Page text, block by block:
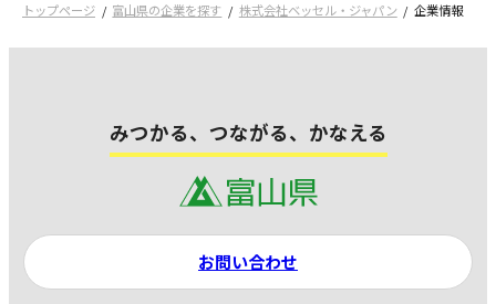
トップページ 富山県の企業を探す 株式会社ベッセル・ジャパン 企業情報
みつかる、つながる、かなえる
お問い合わせ